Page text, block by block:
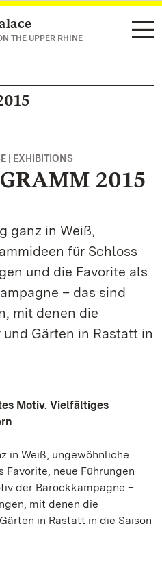
THE UPPER RHINE
| EXHIBITIONS
2015
ganz in Weiß,
für Schloss
und die Favorite als
– das sind
mit denen die
Gärten in Rastatt in
Motiv. Vielfältiges
in Weiß, ungewöhnliche
Favorite, neue Führungen
der Barockkampagne –
mit denen die
in Rastatt in die Saison